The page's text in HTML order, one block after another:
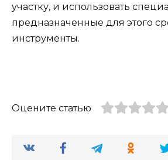
участку, и использовать
предназначенные для этого
инструменты.
Оцените статью